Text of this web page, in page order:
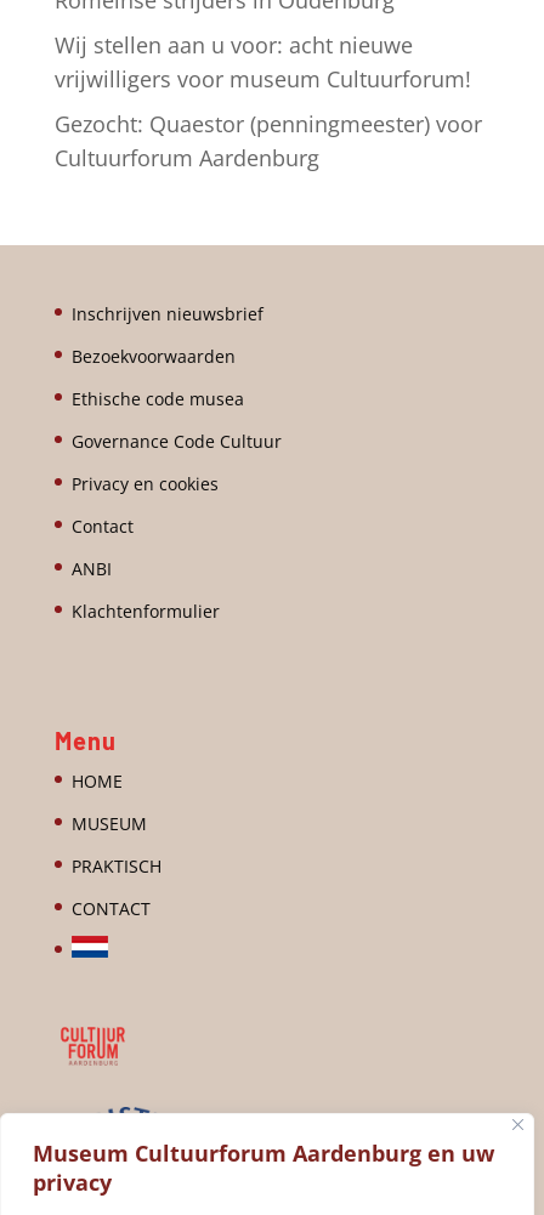
Museum Cultuurforum Aardenburg en uw
privacy
Wij stellen aan u voor: acht nieuwe
vrijwilligers voor museum Cultuurforum!
Gezocht: Quaestor (penningmeester) voor
Cultuurforum Aardenburg
Inschrijven nieuwsbrief
Bezoekvoorwaarden
Ethische code musea
Governance Code Cultuur
Privacy en cookies
Contact
ANBI
Klachtenformulier
Menu
HOME
MUSEUM
PRAKTISCH
CONTACT